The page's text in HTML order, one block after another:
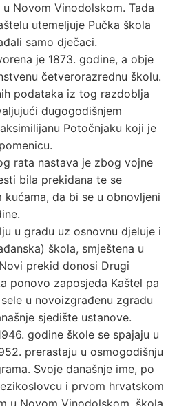
Novom Vinodolskom. Tada
utemeljuje Pučka škola
samo dječaci.
je 1873. godine, a obje
četverorazrednu školu.
podataka iz tog razdoblja
dugogodišnjem
Potočnjaku koji je
rata nastava je zbog vojne
bila prekidana te se
da bi se u obnovljeni
u gradu uz osnovnu djeluje i
škola, smještena u
prekid donosi Drugi
ponovo zaposjeda Kaštel pa
u novoizgrađenu zgradu
sjedište ustanove.
godine škole se spajaju u
prerastaju u osmogodišnju
Svoje današnje ime, po
i prvom hrvatskom
u Novom Vinodolskom, škola